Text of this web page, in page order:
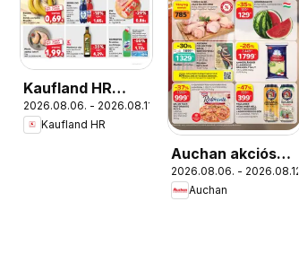
Kaufland HR
akciós újság
2026.08.06. - 2026.08.11.
Kaufland HR
Auchan akciós
újság
2026.08.06. - 2026.08.12.
Auchan